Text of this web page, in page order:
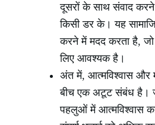
दूसरों के साथ संवाद करने
किसी डर के। यह
करने में मदद करता है,
लिए आवश्यक है।
अंत में, आत्मविश्वास और
बीच एक अटूट संबंध है।
पहलुओं में आत्मविश्वास